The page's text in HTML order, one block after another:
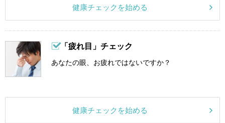
健康チェックを始める
「疲れ目」チェック
あなたの眼、お疲れではないですか？
健康チェックを始める